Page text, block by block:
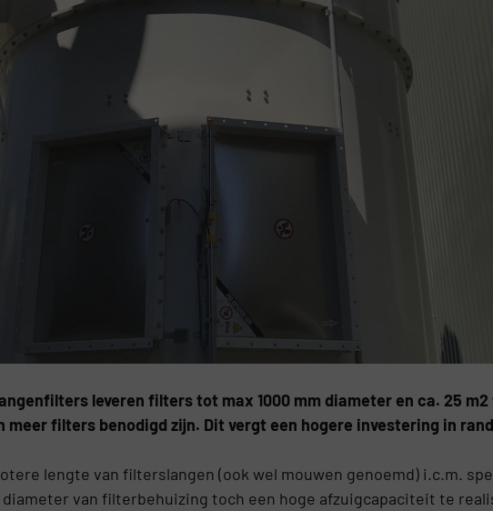
leveren filters tot max 1000 mm diameter en ca. 25
filters benodigd zijn. Dit vergt een hogere investering in
lengte van filterslangen (ook wel mouwen genoemd) i.c.m.
van filterbehuizing toch een hoge afzuigcapaciteit te